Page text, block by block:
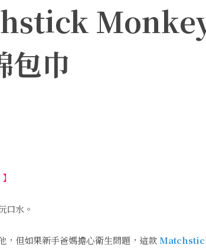
包巾
口水。
，但如果新手爸媽擔心衛生問題，這款